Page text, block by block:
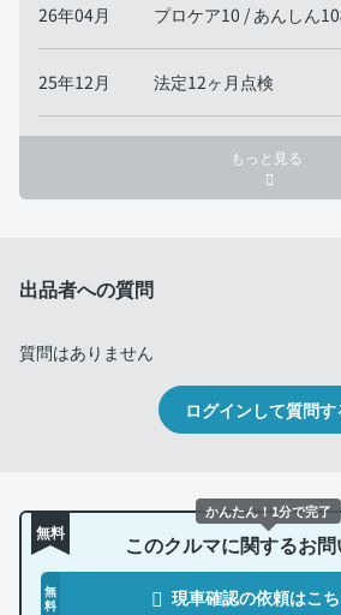
26年04月 プロケア10 / あんしん
25年12月 法定12ヶ月点検
もっと見る
出品者への質問
質問はありません
ログインして質問す
無料 このクルマに関するお
無
料
現車確認の依頼はこ
かんたん！1分で完了